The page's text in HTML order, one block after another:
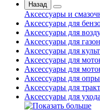
Назад
Аксессуары и
Аксессуары для
Аксессуары для
Аксессуары для
Аксессуары для
Аксессуары для
Аксессуары для
Аксессуары для
Аксессуары для
Аксессуары для